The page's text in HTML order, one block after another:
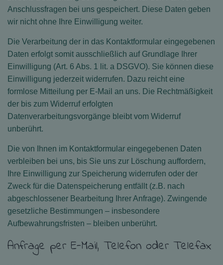
Anschlussfragen bei uns gespeichert. Diese Daten geben
wir nicht ohne Ihre Einwilligung weiter.
Die Verarbeitung der in das Kontaktformular eingegebenen
Daten erfolgt somit ausschließlich auf Grundlage Ihrer
Einwilligung (Art. 6 Abs. 1 lit. a DSGVO). Sie können diese
Einwilligung jederzeit widerrufen. Dazu reicht eine
formlose Mitteilung per E-Mail an uns. Die Rechtmäßigkeit
der bis zum Widerruf erfolgten
Datenverarbeitungsvorgänge bleibt vom Widerruf
unberührt.
Die von Ihnen im Kontaktformular eingegebenen Daten
verbleiben bei uns, bis Sie uns zur Löschung auffordern,
Ihre Einwilligung zur Speicherung widerrufen oder der
Zweck für die Datenspeicherung entfällt (z.B. nach
abgeschlossener Bearbeitung Ihrer Anfrage). Zwingende
gesetzliche Bestimmungen – insbesondere
Aufbewahrungsfristen – bleiben unberührt.
Anfrage per E-Mail, Telefon oder Telefax